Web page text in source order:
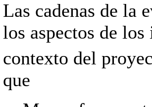
Las cadenas de la
los aspectos de
contexto del
que